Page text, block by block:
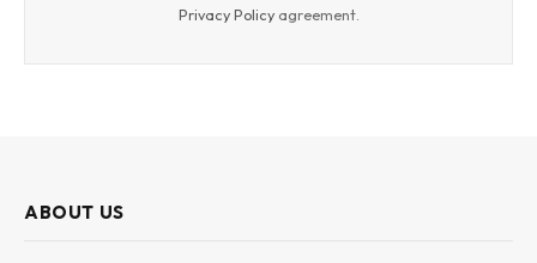
Privacy Policyagreement.
ABOUT US